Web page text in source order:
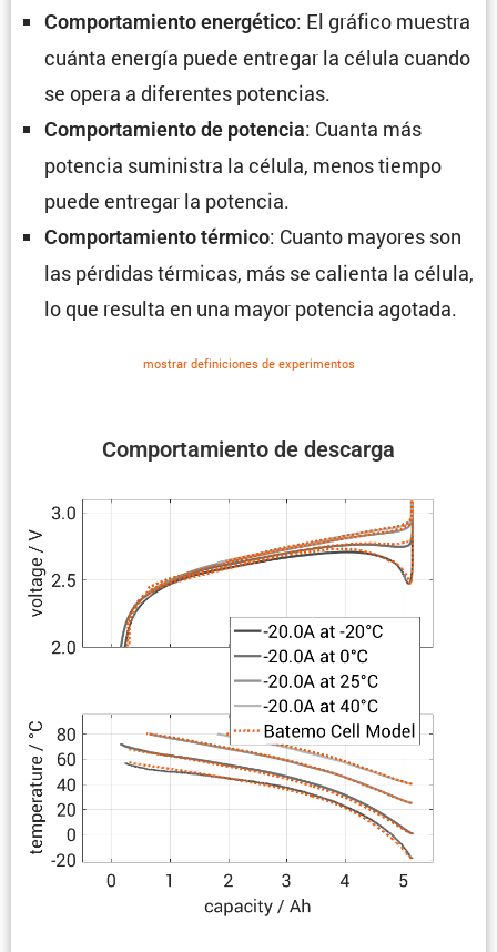
Compor­ta­miento de descarga
Compor­ta­miento energé­tico: El gráfico muestra
cuánta energía puede entregar la célula cuando
se opera a diferentes potencias.
Compor­ta­miento de potencia: Cuanta más
potencia suministra la célula, menos tiempo
puede entregar la potencia.
Compor­ta­miento térmico: Cuanto mayores son
las pérdidas térmicas, más se calienta la célula,
lo que resulta en una mayor potencia agotada.
mostrar defini­ciones de experi­mentos